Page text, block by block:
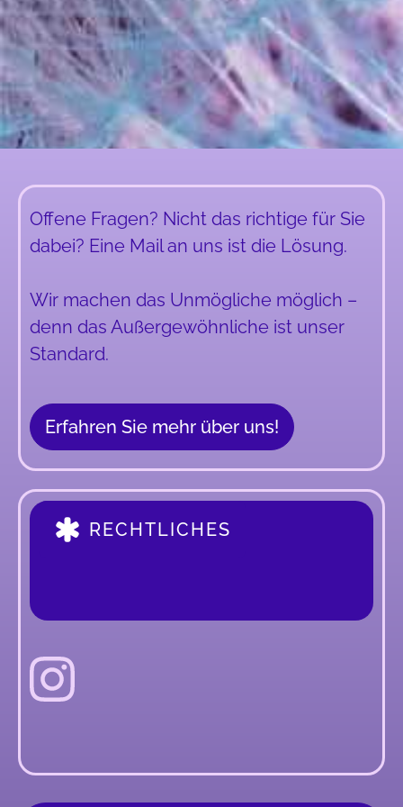
Offene Fragen? Nicht das richtige für Sie
dabei? Eine Mail an uns ist die Lösung.
Wir machen das Unmögliche möglich –
denn das Außergewöhnliche ist unser
Standard.
Erfahren Sie mehr über uns!
RECHTLICHES